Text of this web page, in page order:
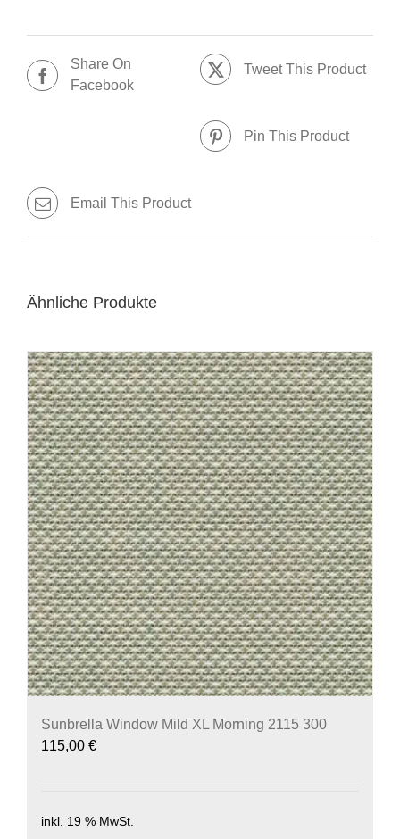
Share On
Facebook
Tweet This Product
Pin This Product
Email This Product
Ähnliche Produkte
Sunbrella Window Mild XL Morning 2115 300
115,00 €
inkl. 19 % MwSt.